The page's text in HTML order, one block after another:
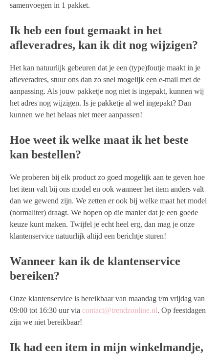
samenvoegen in 1 pakket.
Ik heb een fout gemaakt in het
afleveradres, kan ik dit nog wijzigen?
Het kan natuurlijk gebeuren dat je een (type)foutje maakt in je
afleveradres, stuur ons dan zo snel mogelijk een e-mail met de
aanpassing. Als jouw pakketje nog niet is ingepakt, kunnen wij
het adres nog wijzigen. Is je pakketje al wel ingepakt? Dan
kunnen we het helaas niet meer aanpassen!
Hoe weet ik welke maat ik het beste
kan bestellen?
We proberen bij elk product zo goed mogelijk aan te geven hoe
het item valt bij ons model en ook wanneer het item anders valt
dan we gewend zijn. We zetten er ook bij welke maat het model
(normaliter) draagt. We hopen op die manier dat je een goede
keuze kunt maken. Twijfel je echt heel erg, dan mag je onze
klantenservice natuurlijk altijd een berichtje sturen!
Wanneer kan ik de klantenservice
bereiken?
Onze klantenservice is bereikbaar van maandag t/m vrijdag van
09:00 tot 16:30 uur via contact@trendzonline.nl. Op feestdagen
zijn we niet bereikbaar!
Ik had een item in mijn winkelmandje,